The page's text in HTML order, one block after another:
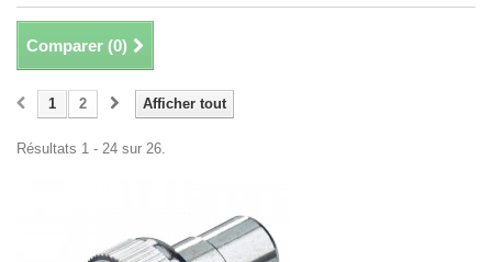
Comparer (0)
Afficher tout
1 2
Résultats 1 - 24 sur 26.